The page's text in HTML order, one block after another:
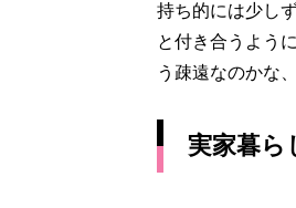
持ち的には少し
と付き合うよう
う疎遠なのかな
実家暮ら